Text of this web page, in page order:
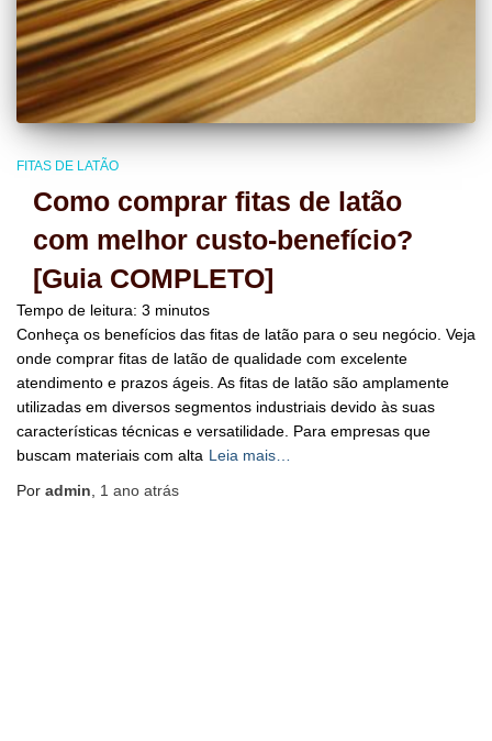
FITAS DE LATÃO
Como comprar fitas de latão
com melhor custo-benefício?
[Guia COMPLETO]
Tempo de leitura: 3 minutos
Conheça os benefícios das fitas de latão para o seu negócio. Veja
onde comprar fitas de latão de qualidade com excelente
atendimento e prazos ágeis. As fitas de latão são amplamente
utilizadas em diversos segmentos industriais devido às suas
características técnicas e versatilidade. Para empresas que
buscam materiais com alta Leia mais…
Por admin, 1 ano atrás